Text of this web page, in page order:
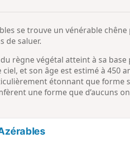
se trouve un vénérable
de saluer.
règne végétal atteint à sa
et son âge est estimé à 450
étonnant que forme
une forme que d’aucuns